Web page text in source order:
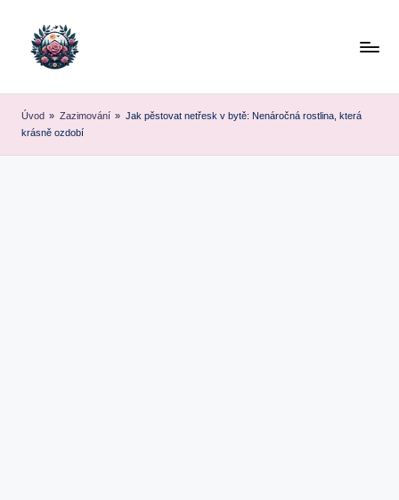
Úvod » Zazimování » Jak pěstovat netřesk v bytě: Nenáročná rostlina, která
krásně ozdobí